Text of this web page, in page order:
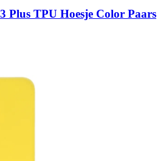
Plus TPU Hoesje Color Paars